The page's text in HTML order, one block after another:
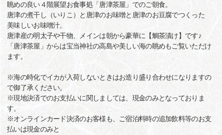
眺めの良い４階展望お食事処「唐津茶屋」でのご朝食。
唐津の煮干し（いりこ）と唐津のお味噌と唐津のお豆腐でつくった
美味しいお味噌汁。
唐津産の明太子や干物、メインは朝から豪華に【鯛茶漬け】です♪
「唐津茶屋」からは宝当神社の高島や美しい海の眺めもご覧いただけ
ます。
※海の時化でイカが入荷しないときはお造り盛り合わせになりますの
で御了承ください。
※現地決済でのお支払いに関しましては、現金のみとなっておりま
す。
※オンラインカード決済のお客様も、ご宿泊料時の追加飲料等のお支
払いは現金のみと